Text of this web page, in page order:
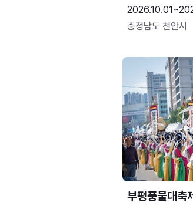
충청남도 천안시
부평풍물대축